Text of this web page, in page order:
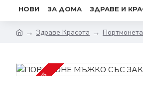
НОВИ ЗА ДОМА ЗДРАВЕ И
Здраве Красота Портмонета
2-3 DAYS